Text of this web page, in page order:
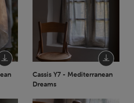
Cassis Y7 - Mediterranean
Dreams